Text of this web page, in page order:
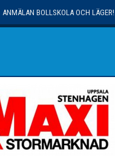
ANMÄLAN BOLLSKOLA OCH LÄGER!